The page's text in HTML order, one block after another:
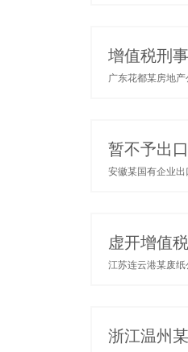
增值税刑
广东花都某房地
暂不予出
安徽某国有企业
虚开增值
江苏连云港某废
浙江温州